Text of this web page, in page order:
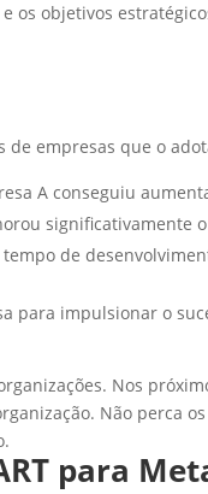
os objetivos
empresas que o
A conseguiu
significativamente
de
para impulsionar o
Nos
Não perca
para